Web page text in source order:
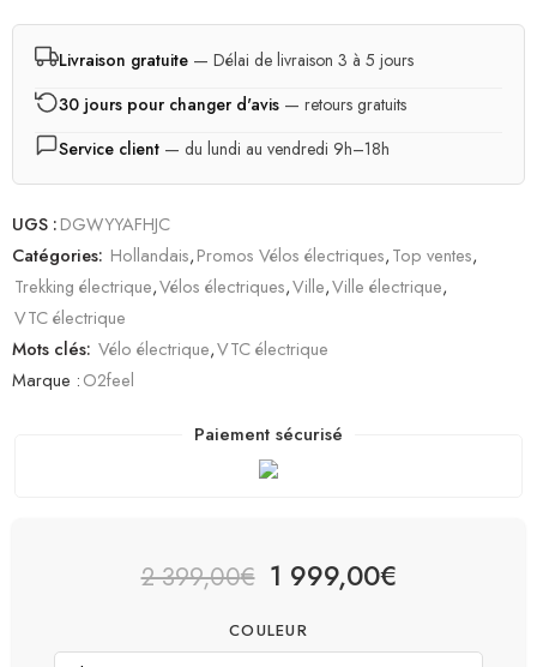
Livraison gratuite — Délai de livraison 3 à 5 jours
30 jours pour changer d'avis — retours gratuits
Service client — du lundi au vendredi 9h–18h
UGS :DGWYYAFHJC
Catégories: Hollandais,Promos Vélos électriques,Top ventes,
Trekking électrique,Vélos électriques,Ville,Ville électrique,
VTC électrique
Mots clés: Vélo électrique,VTC électrique
Marque :O2feel
Paiement sécurisé
2 399,00€ 1 999,00€
COULEUR